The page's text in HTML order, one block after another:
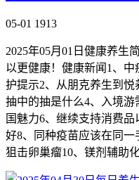
05-01 1913
2025年05月01日健康养生
以更健康！健康新闻1、中
护提示2、从朋克养生到
抽中的抽是什么4、入境游
国魅力6、继续支持消费
好8、同种疫苗应该在同
狙击卵巢瘤10、镁剂辅助